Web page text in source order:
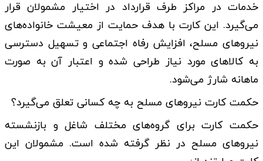
خدمات در مراکز طرف قرارداد در اختیار مشمولان قرار
می‌گیرد. این کارت با هدف حمایت از معیشت خانواده‌های
نیروهای مسلح، افزایش رفاه اجتماعی و تسهیل دسترسی
به کالاهای مورد نیاز طراحی شده و اعتبار آن به صورت
ماهانه شارژ می‌شود.
حکمت کارت نیروهای مسلح به چه کسانی تعلق می‌گیرد؟
حکمت کارت برای گروه‌های مختلف شاغل و بازنشسته
نیروهای مسلح در نظر گرفته شده است. مشمولان این